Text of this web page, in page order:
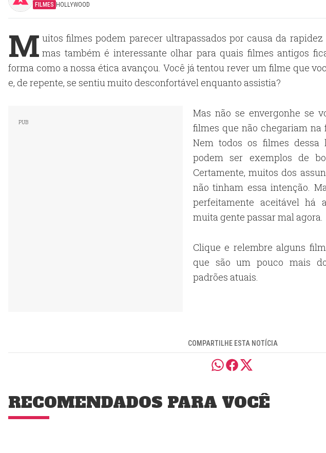
FILMES HOLLYWOOD
M uitos filmes podem parecer ultrapassados por causa da
mas também é interessante olhar para quais filmes antigos
forma como a nossa ética avançou. Você já tentou rever um filme que
e, de repente, se sentiu muito desconfortável enquanto assistia?
Mas não se envergonhe se
filmes que não chegariam na
Nem todos os filmes
podem ser exemplos de
Certamente, muitos dos
não tinham essa intenção.
perfeitamente aceitável há
muita gente passar mal agora.
Clique e relembre alguns
que são um pouco mais
padrões atuais.
COMPARTILHE ESTA NOTÍCIA
RECOMENDADOS PARA VOCÊ